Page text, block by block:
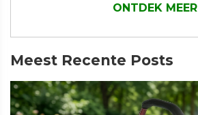
ONTDEK MEER
Meest Recente Posts